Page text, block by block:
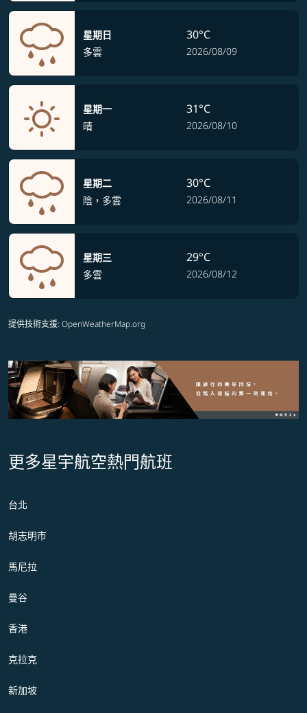
星期日
多雲
30°C
2026/08/09
星期一
晴
31°C
2026/08/10
星期二
陰，多雲
30°C
2026/08/11
星期三
多雲
29°C
2026/08/12
提供技術支援: OpenWeatherMap.org
更多星宇航空熱門航班
台北
胡志明市
馬尼拉
曼谷
香港
克拉克
新加坡